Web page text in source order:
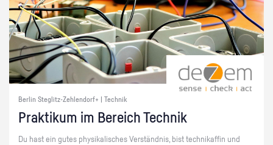
Berlin Steglitz-Zehlendorf+ | Technik
Prak­ti­kum im Be­reich Tech­nik
Du hast ein gutes phy­si­ka­li­sches Ver­ständ­nis, bist tech­ni­kaf­fin und